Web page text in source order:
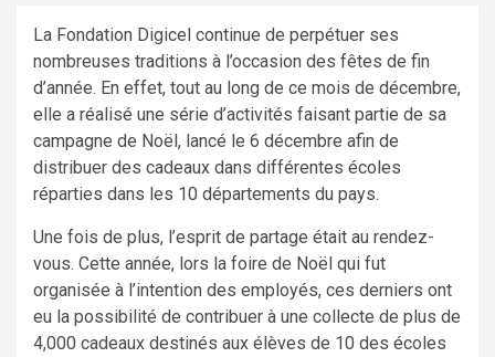
La Fondation Digicel continue de perpétuer ses
nombreuses traditions à l’occasion des fêtes de fin
d’année. En effet, tout au long de ce mois de décembre,
elle a réalisé une série d’activités faisant partie de sa
campagne de Noël, lancé le 6 décembre afin de
distribuer des cadeaux dans différentes écoles
réparties dans les 10 départements du pays.
Une fois de plus, l’esprit de partage était au rendez-
vous. Cette année, lors la foire de Noël qui fut
organisée à l’intention des employés, ces derniers ont
eu la possibilité de contribuer à une collecte de plus de
4,000 cadeaux destinés aux élèves de 10 des écoles